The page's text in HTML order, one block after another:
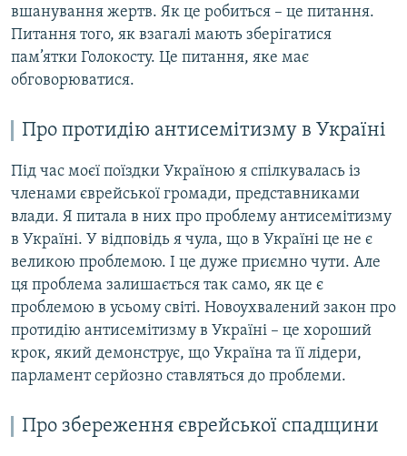
вшанування жертв. Як це робиться – це питання.
Питання того, як взагалі мають зберігатися
пам’ятки Голокосту. Це питання, яке має
обговорюватися.
Про протидію антисемітизму в Україні
Під час моєї поїздки Україною я спілкувалась із
членами єврейської громади, представниками
влади. Я питала в них про проблему антисемітизму
в Україні. У відповідь я чула, що в Україні це не є
великою проблемою. І це дуже приємно чути. Але
ця проблема залишається так само, як це є
проблемою в усьому світі. Новоухвалений закон про
протидію антисемітизму в Україні – це хороший
крок, який демонструє, що Україна та її лідери,
парламент серйозно ставляться до проблеми.
Про збереження єврейської спадщини